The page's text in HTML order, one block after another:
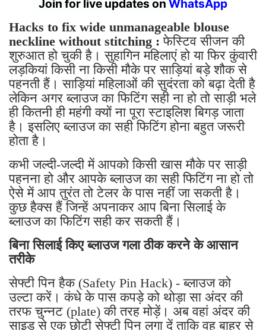
Hacks to fix wide unmanageable blouse
neckline without stitching :फेस्टिव सीजन की
शुरुआत हो चुकी है। सुहागिन महिलाएं हो या फिर कुंवारी
लड़कियां किसी ना किसी मौके पर साड़ियां बड़े शौक से
पहनती हैं। साड़ियां महिलाओं की सुदंरता को बढ़ा देती है
लेकिन अगर ब्लाउज का फिटिंग सही ना हो तो साड़ी भले
ही कितनी ही महंगी क्यों ना पूरा स्टाइलिश बिगड़ जाता
है। इसलिए ब्लाउज का सही फिटिंग होना बहुत जरूरी
होता है।
कभी जल्दी-जल्दी में आपको किसी खास मौके पर साड़ी
पहनना हो और आपके ब्लाउज का सही फिटिंग ना हो तो
ऐसे में आप तुरंत तो टेलर के पास नहीं जा सकती है।
कुछ हैक्स हैं जिन्हें अपनाकर आप बिना सिलाई के
ब्लाउज का फिटिंग सही कर सकती हैं।
बिना सिलाई किए ब्लाउज गला ठीक करने के आसान
तरीके
सेफ्टी पिन हैक (Safety Pin Hack) - ब्लाउज को
उल्टा करें। कंधे के पास कपड़े को थोड़ा सा अंदर की
तरफ चुन्नट (plate) की तरह मोड़ें। अब वहां अंदर की
साइड से एक छोटी सेफ्टी पिन लगा दें ताकि वह बाहर से
न दिखे।